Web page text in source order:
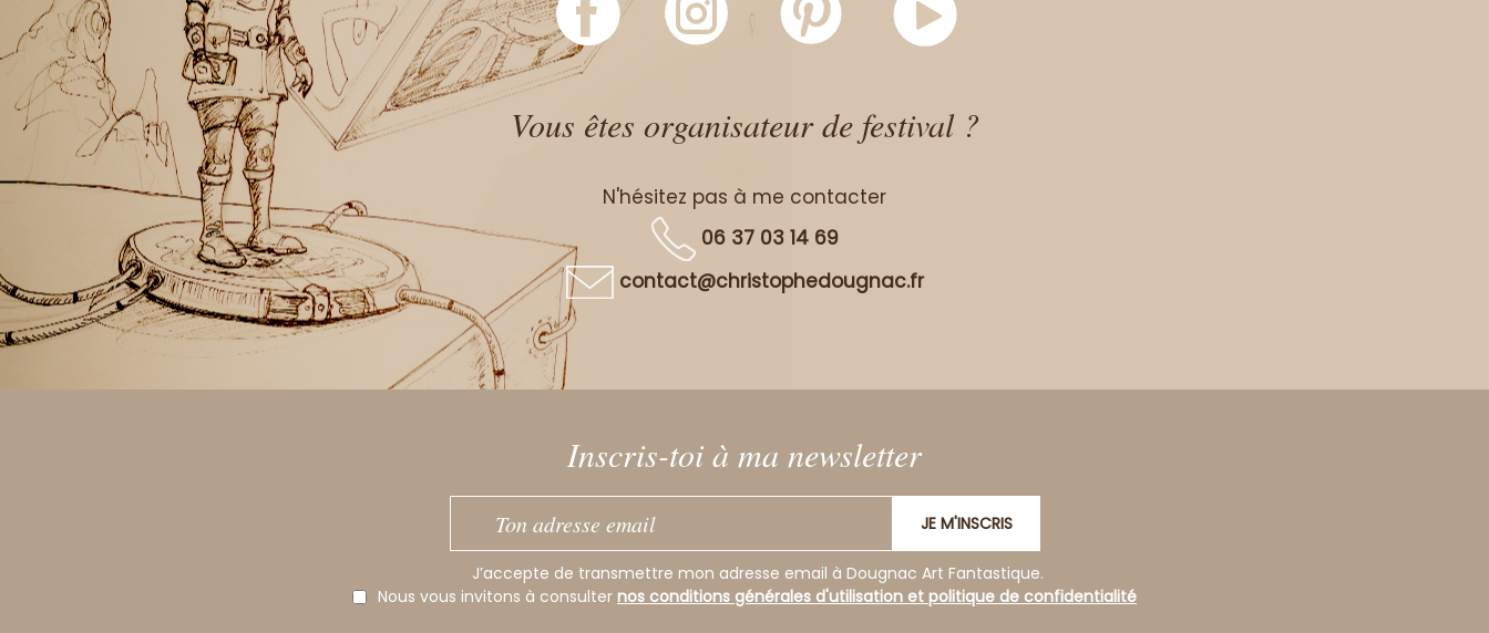
Vous êtes organisateur de festival ?
N'hésitez pas à me contacter
06 37 03 14 69
contact@christophedougnac.fr
Inscris-toi à ma newsletter
JE M'INSCRIS
J’accepte de transmettre mon adresse email à Dougnac Art Fantastique.
Nous vous invitons à consulter nos conditions générales d'utilisation et politique de confidentialité